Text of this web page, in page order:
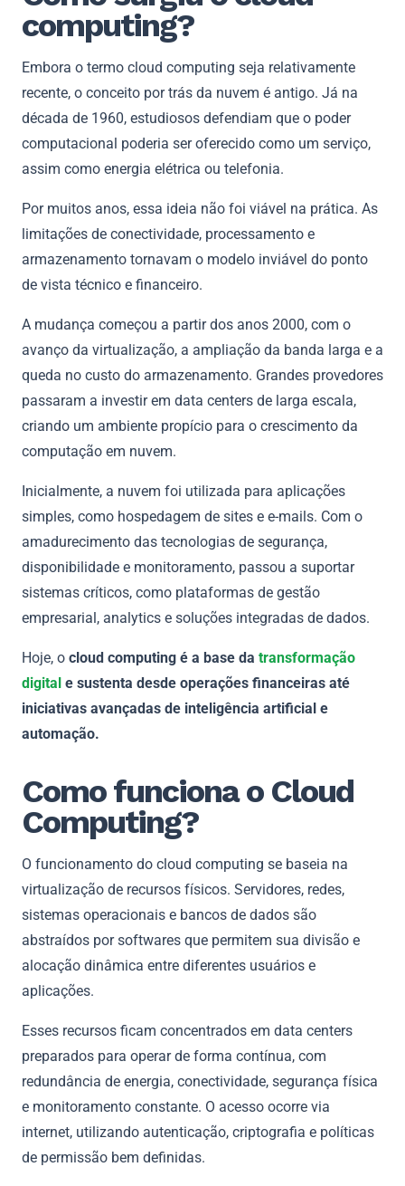
computing?
Embora o termo cloud computing seja relativamente
recente, o conceito por trás da nuvem é antigo. Já na
década de 1960, estudiosos defendiam que o poder
computacional poderia ser oferecido como um serviço,
assim como energia elétrica ou telefonia.
Por muitos anos, essa ideia não foi viável na prática. As
limitações de conectividade, processamento e
armazenamento tornavam o modelo inviável do ponto
de vista técnico e financeiro.
A mudança começou a partir dos anos 2000, com o
avanço da virtualização, a ampliação da banda larga e a
queda no custo do armazenamento. Grandes provedores
passaram a investir em data centers de larga escala,
criando um ambiente propício para o crescimento da
computação em nuvem.
Inicialmente, a nuvem foi utilizada para aplicações
simples, como hospedagem de sites e e-mails. Com o
amadurecimento das tecnologias de segurança,
disponibilidade e monitoramento, passou a suportar
sistemas críticos, como plataformas de gestão
empresarial, analytics e soluções integradas de dados.
Hoje, o cloud computing é a base da transformação
digital e sustenta desde operações financeiras até
iniciativas avançadas de inteligência artificial e
automação.
Como funciona o Cloud
Computing?
O funcionamento do cloud computing se baseia na
virtualização de recursos físicos. Servidores, redes,
sistemas operacionais e bancos de dados são
abstraídos por softwares que permitem sua divisão e
alocação dinâmica entre diferentes usuários e
aplicações.
Esses recursos ficam concentrados em data centers
preparados para operar de forma contínua, com
redundância de energia, conectividade, segurança física
e monitoramento constante. O acesso ocorre via
internet, utilizando autenticação, criptografia e políticas
de permissão bem definidas.